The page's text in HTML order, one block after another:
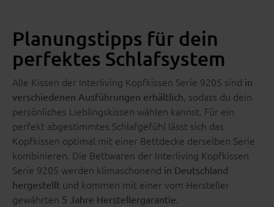
Planungstipps für dein
perfektes Schlafsystem
Alle Kissen der Interliving Kopfkissen Serie 9205 sind in
verschiedenen Ausführungen erhältlich, sodass du dein
persönliches Lieblingskissen wählen kannst. Für ein
perfekt abgestimmtes Schlafgefühl lässt sich das
Kopfkissen optimal mit einer Bettdecke derselben Serie
kombinieren. Die Bettwaren der Interliving Kopfkissen
Serie 9205 werden klimaschonend in Deutschland
hergestellt und kommen mit einer vom Hersteller
gewährten 5 Jahre Herstellergarantie.